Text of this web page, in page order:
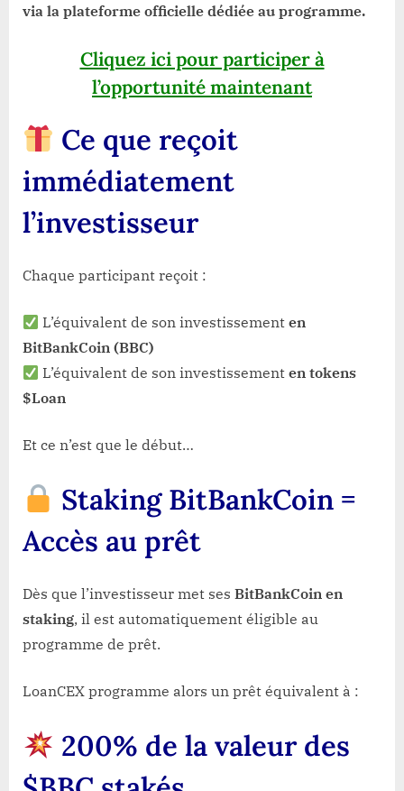
via la plateforme officielle dédiée au programme.
Cliquez ici pour participer à
l’opportunité maintenant
Ce que reçoit
immédiatement
l’investisseur
Chaque participant reçoit :
L’équivalent de son investissementen
BitBankCoin (BBC)
L’équivalent de son investissementen tokens
$Loan
Et ce n’est que le début…
Staking BitBankCoin =
Accès au prêt
Dès que l’investisseur met ses BitBankCoin en
staking, il est automatiquement éligible au
programme de prêt.
LoanCEX programme alors un prêt équivalent à :
200% de la valeur des